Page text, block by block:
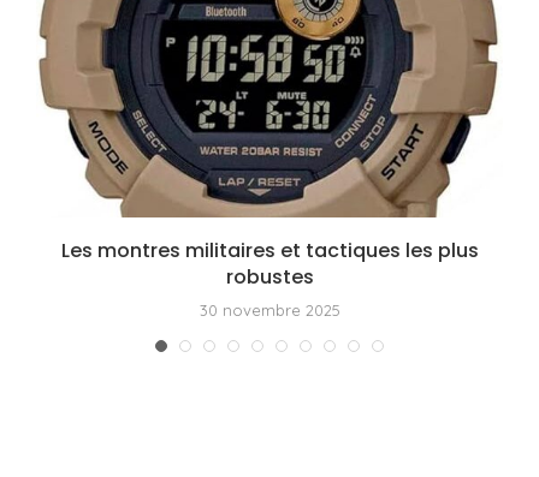
Les montres militaires et tactiques les plus
robustes
30 novembre 2025